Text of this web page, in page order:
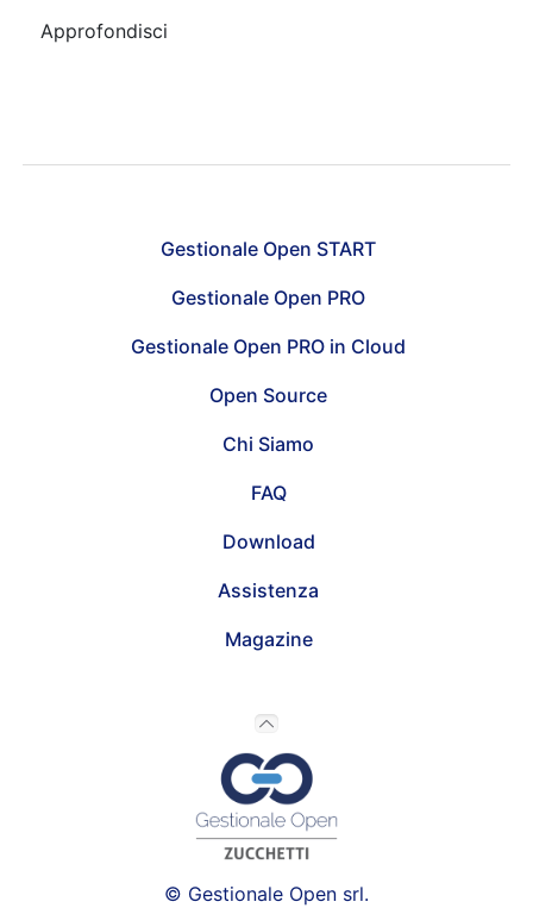
Approfondisci
Gestionale Open START
Gestionale Open PRO
Gestionale Open PRO in Cloud
Open Source
Chi Siamo
FAQ
Download
Assistenza
Magazine
© Gestionale Open srl.